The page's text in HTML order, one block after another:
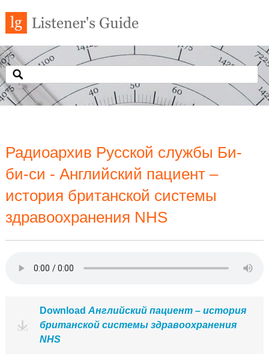
Радиоархив Русской службы Би-
би-си - Английский пациент –
история британской системы
здравоохранения NHS
Download Английский пациент – история
британской системы здравоохранения
NHS